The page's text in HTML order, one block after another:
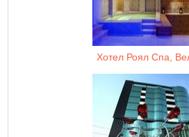
Хотел Роял Спа,